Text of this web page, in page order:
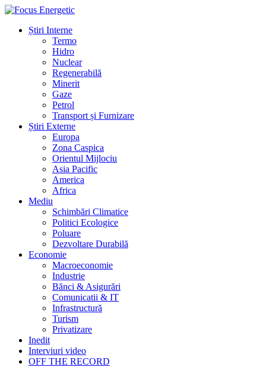
Știri Interne
Termo
Hidro
Nuclear
Regenerabilă
Minerit
Gaze
Petrol
Transport și Furnizare
Știri Externe
Europa
Zona Caspica
Orientul Mijlociu
Asia Pacific
America
Africa
Mediu
Schimbări Climatice
Politici Ecologice
Poluare
Dezvoltare Durabilă
Economie
Macroeconomie
Industrie
Bănci & Asigurări
Comunicatii & IT
Infrastructură
Turism
Privatizare
Inedit
Interviuri video
OFF THE RECORD